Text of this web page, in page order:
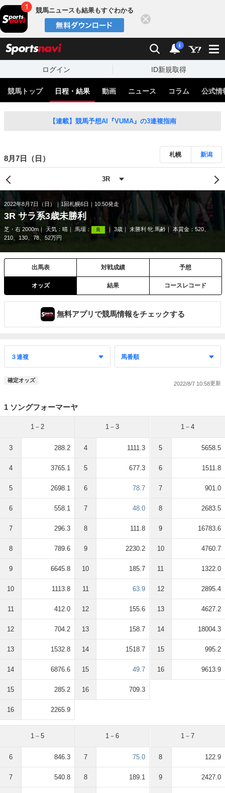
競馬ニュースも結果もすぐわかる
検索 通知
i
ログイン ID新規取得
競馬トップ 日程・結果 動画 ニュース コラム 公式情
【連載】競馬予想AI『VUMA』の3連複指南
8月7日（日） 札幌 新潟
2022年8月7日（日） 1回札幌6日 10:50発走
3R サラ系3歳未勝利
芝・右 2000m 天気： 晴 馬場： 良 3歳 未勝利 牝 馬齢
本賞金：520、
210、130、78、52万円
出馬表 対戦成績 予想
オッズ 結果 コースレコード
無料アプリで競馬情報をチェックする
確定オッズ
2022/8/7 10:58
1 ソングフォーマーヤ
1－2
3 288.2
4 3765.1
5 2698.1
6 558.1
7 296.3
8 789.6
9 6645.8
10 1113.8
11 412.0
12 704.2
13 1532.8
14 6876.6
15 285.2
16 2265.9
1－3
4 1111.3
5 677.3
6 78.7
7 48.0
8 111.8
9 2230.2
10 185.7
11 63.9
12 155.6
13 158.7
14 1518.7
15 49.7
16 709.3
1－4
5 5658.5
6 1511.8
7 901.0
8 2683.5
9 16783.6
10 4760.7
11 1322.0
12 2895.4
13 4627.2
14 18004.3
15 995.2
16 9613.9
1－5
6 846.3
7 540.8
1－6
7 75.0
8 189.1
1－7
8 122.9
9 2427.0